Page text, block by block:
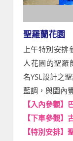
聖羅蘭花園
上午特別安
人花園的聖羅
名YSL設計之
藍調，與園內
【入內參觀
【下車參觀
【特別安排